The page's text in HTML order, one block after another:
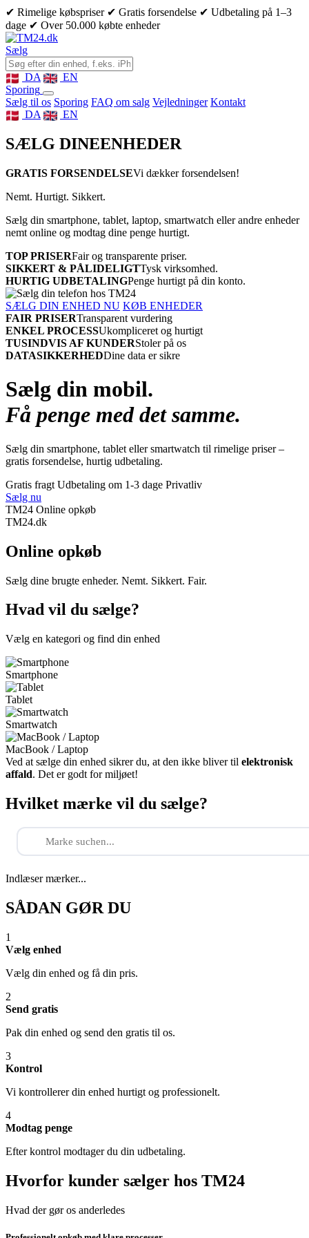
✔ Rimelige købspriser ✔ Gratis forsendelse ✔ Udbetaling på 1–3
dage ✔ Over 50.000 købte enheder
Sælg
DA
EN
Sporing
Sælg til os Sporing FAQ om salg Vejledninger Kontakt
DA
EN
SÆLG DINEENHEDER
GRATIS FORSENDELSEVi dækker forsendelsen!
Nemt. Hurtigt. Sikkert.
Sælg din smartphone, tablet, laptop, smartwatch eller andre enheder
nemt online og modtag dine penge hurtigt.
TOP PRISERFair og transparente priser.
SIKKERT & PÅLIDELIGTTysk virksomhed.
HURTIG UDBETALINGPenge hurtigt på din konto.
SÆLG DIN ENHED NU KØB ENHEDER
FAIR PRISERTransparent vurdering
ENKEL PROCESSUkompliceret og hurtigt
TUSINDVIS AF KUNDERStoler på os
DATASIKKERHEDDine data er sikre
Sælg din mobil.
Få penge med det samme.
Sælg din smartphone, tablet eller smartwatch til rimelige priser –
gratis forsendelse, hurtig udbetaling.
Gratis fragt Udbetaling om 1-3 dage Privatliv
Sælg nu
TM24 Online opkøb
TM24.dk
Online opkøb
Sælg dine brugte enheder. Nemt. Sikkert. Fair.
Hvad vil du sælge?
Vælg en kategori og find din enhed
Smartphone
Tablet
Smartwatch
MacBook / Laptop
Ved at sælge din enhed sikrer du, at den ikke bliver til elektronisk
affald. Det er godt for miljøet!
Hvilket mærke vil du sælge?
Indlæser mærker...
SÅDAN GØR DU
1
Vælg enhed
Vælg din enhed og få din pris.
2
Send gratis
Pak din enhed og send den gratis til os.
3
Kontrol
Vi kontrollerer din enhed hurtigt og professionelt.
4
Modtag penge
Efter kontrol modtager du din udbetaling.
Hvorfor kunder sælger hos TM24
Hvad der gør os anderledes